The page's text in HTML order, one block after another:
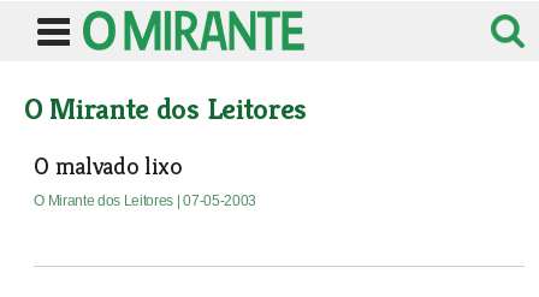
O Mirante dos Leitores
O malvado lixo
O Mirante dos Leitores | 07-05-2003